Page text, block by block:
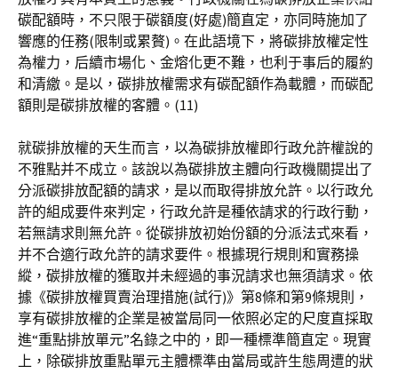
碳配額時，不只限于碳額度(好處)簡直定，亦同時施加了
響應的任務(限制或累贅)。在此語境下，將碳排放權定性
為權力，后續市場化、金熔化更不難，也利于事后的履約
和清繳。是以，碳排放權需求有碳配額作為載體，而碳配
額則是碳排放權的客體。(11)
就碳排放權的天生而言，以為碳排放權即行政允許權說的
不雅點并不成立。該說以為碳排放主體向行政機關提出了
分派碳排放配額的請求，是以而取得排放允許。以行政允
許的組成要件來判定，行政允許是種依請求的行政行動，
若無請求則無允許。從碳排放初始份額的分派法式來看，
并不合適行政允許的請求要件。根據現行規則和實務操
縱，碳排放權的獲取并未經過的事況請求也無須請求。依
據《碳排放權買賣治理措施(試行)》第8條和第9條規則，
享有碳排放權的企業是被當局同一依照必定的尺度直採取
進“重點排放單元”名錄之中的，即一種標準簡直定。現實
上，除碳排放重點單元主體標準由當局或許生態周遭的狀